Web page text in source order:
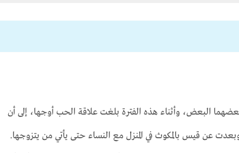
البعض، وأثناء هذه الفترة بلغت علاقة الحب أوجها، إلى أن
عن قيس بالمكوث في المنزل مع النساء حتى يأتي من يتزوجها.